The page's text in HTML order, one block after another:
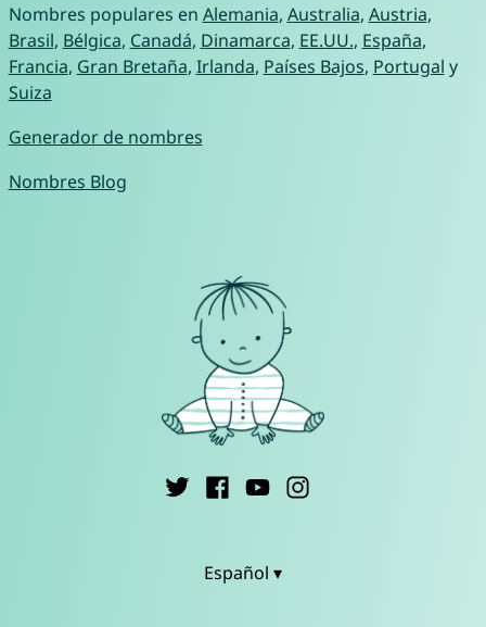
Nombres populares en Alemania, Australia, Austria,
Brasil, Bélgica, Canadá, Dinamarca, EE.UU., España,
Francia, Gran Bretaña, Irlanda, Países Bajos, Portugal y
Suiza
Generador de nombres
Nombres Blog
Español ▾